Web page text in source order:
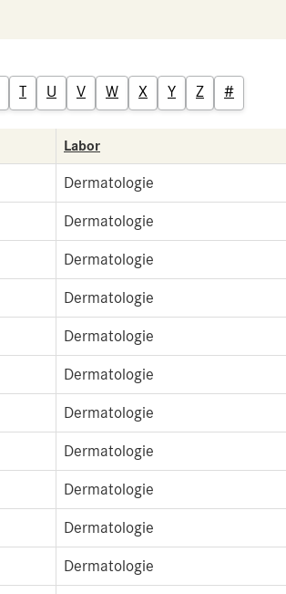
T U V W X Y Z #
Labor
Dermatologie
Dermatologie
Dermatologie
Dermatologie
Dermatologie
Dermatologie
Dermatologie
Dermatologie
Dermatologie
Dermatologie
Dermatologie